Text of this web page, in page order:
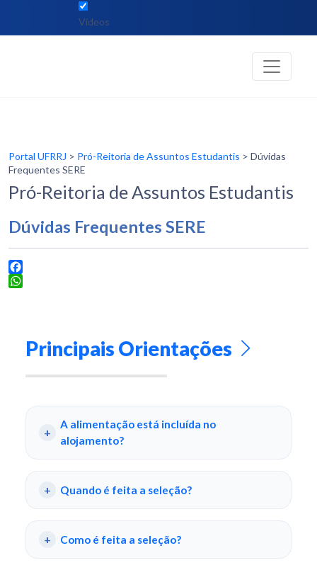
Vídeos
Portal UFRRJ > Pró-Reitoria de Assuntos Estudantis > Dúvidas
Frequentes SERE
Pró-Reitoria de Assuntos Estudantis
Dúvidas Frequentes SERE
Principais Orientações
A alimentação está incluída no
alojamento?
Quando é feita a seleção?
Como é feita a seleção?